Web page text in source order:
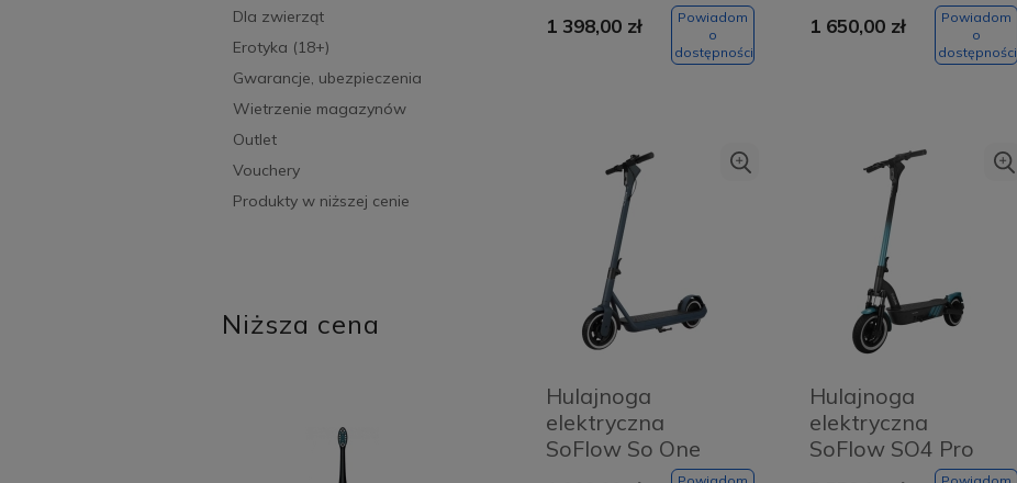
Dla zwierząt
Erotyka (18+)
Gwarancje, ubezpieczenia
Wietrzenie magazynów
Outlet
Vouchery
Produkty w niższej cenie
Niższa cena
1 398,00 zł
Powiadom
o
dostępności
1 650,00 zł
Powiadom
o
dostępności
Hulajnoga
elektryczna
SoFlow So One
Lite Turkusowa -
Hulajnoga
elektryczna
SoFlow SO4 Pro
Max Antracytowa -